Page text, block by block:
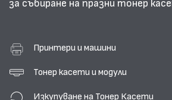
за събиране на празни тонер
Принтери и машини
Тонер касети и модули
Изкупуване на Тонер Касети